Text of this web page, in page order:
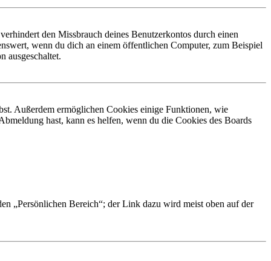
den Missbrauch deines Benutzerkontos durch einen
wenn du dich an einem öffentlichen Computer, zum Beispiel
ausgeschaltet.
Außerdem ermöglichen Cookies einige Funktionen, wie
hast, kann es helfen, wenn du die Cookies des Boards
„Persönlichen Bereich“; der Link dazu wird meist oben auf der